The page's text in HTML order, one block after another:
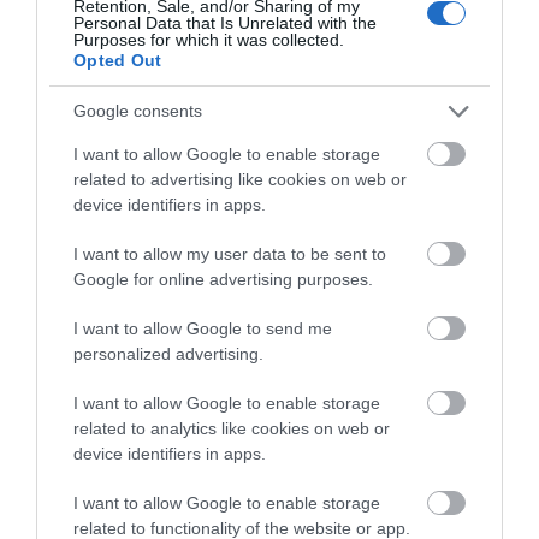
Retention, Sale, and/or Sharing of my
Personal Data that Is Unrelated with the
Purposes for which it was collected.
Opted Out
Google consents
I want to allow Google to enable storage
related to advertising like cookies on web or
device identifiers in apps.
I want to allow my user data to be sent to
Google for online advertising purposes.
I want to allow Google to send me
personalized advertising.
I want to allow Google to enable storage
related to analytics like cookies on web or
device identifiers in apps.
I want to allow Google to enable storage
related to functionality of the website or app.
Μεγάλο πανηγύρι στην Εύβοια:
Πλημμύρισε με κόσμο η Φαράκλα
(pics&vid)
08.08.2026 | 00:59
Ο καιρός αλλάζει πρόσωπο:
Έρχονται 40άρια μαζί με
θυελλώδη μελτέμια
Εύβοια: Ηχηρό μήνυμα πέντε
χρόνια μετά τη μεγάλη
07.08.2026 | 22:00
Νέο τροχαίο με υλικές ζημιές
07.08.2026 | 21:40
Εύβοια: Γυναίκα έπεσε θύμα